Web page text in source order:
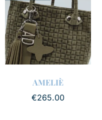
AMELIÈ
€265.00